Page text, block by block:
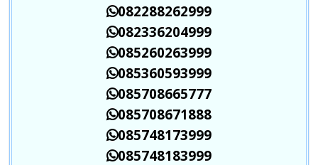
082288262999
082336204999
085260263999
085360593999
085708665777
085708671888
085748173999
085748183999